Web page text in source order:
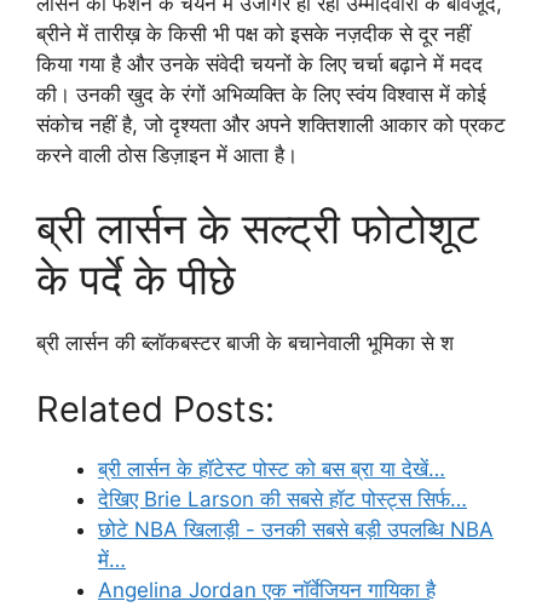
ब्रीने में तारीख़ के किसी भी पक्ष को इसके नज़दीक से दूर नहीं
किया गया है और उनके संवेदी चयनों के लिए चर्चा बढ़ाने में मदद
की। उनकी खुद के रंगों अभिव्यक्ति के लिए स्वंय विश्वास में कोई
संकोच नहीं है, जो दृश्यता और अपने शक्तिशाली आकार को प्रकट
करने वाली ठोस डिज़ाइन में आता है।
ब्री लार्सन के सल्ट्री फोटोशूट
के पर्दे के पीछे
ब्री लार्सन की ब्लॉकबस्टर बाजी के बचानेवाली भूमिका से श
Related Posts:
ब्री लार्सन के हॉटेस्ट पोस्ट को बस ब्रा या देखें…
देखिए Brie Larson की सबसे हॉट पोस्ट्स सिर्फ…
छोटे NBA खिलाड़ी - उनकी सबसे बड़ी उपलब्धि NBA
में…
Angelina Jordan एक नॉर्वेजियन गायिका है